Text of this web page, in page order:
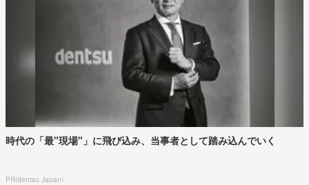
時代の「最"現場"」に飛び込み、当事者として踏み込んでいく
PR(dentsu Japan)